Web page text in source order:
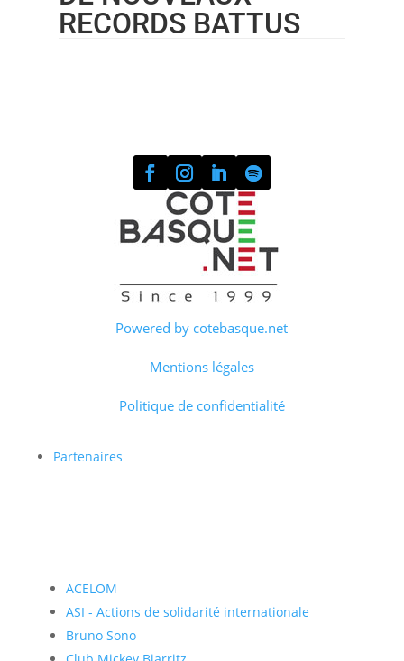
RECORDS BATTUS
Powered by cotebasque.net
Mentions légales
Politique de confidentialité
Partenaires
ACELOM
ASI - Actions de solidarité internationale
Bruno Sono